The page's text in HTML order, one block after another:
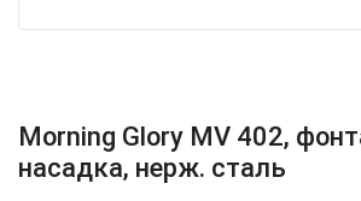
Morning Glory MV 402,
насадка, нерж. сталь